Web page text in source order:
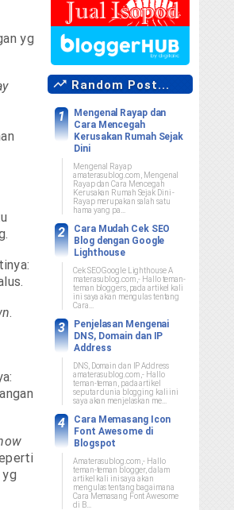
yg
.
yg
Random Post...
Mengenal Rayap dan
Cara Mencegah
Kerusakan Rumah Sejak
Dini
Mengenal Rayap
amaterasublog.com , Mengenal
Rayap dan Cara Mencegah
Kerusakan Rumah Sejak Dini -
Rayap merupakan salah satu
hama yang pa...
Cara Mudah Cek SEO
Blog dengan Google
Lighthouse
Cek SEO Google Lighthouse A
materasublog.com ,- Hallo teman-
teman bloggers, pada artikel kali
ini saya akan mengulas tentang
Cara...
Penjelasan Mengenai
DNS, Domain dan IP
Address
DNS, Domain dan IP Address
amaterasublog.com ,- Hallo
teman-teman, pada artikel
seputar dunia blogging kali ini
saya akan menjelaskan me...
Cara Memasang Icon
Font Awesome di
Blogspot
Amaterasublog.com ,- Hallo
teman-teman blogger, dalam
artikel kali ini saya akan
mengulas tentang bagaimana
Cara Memasang Font Awesome
di B...